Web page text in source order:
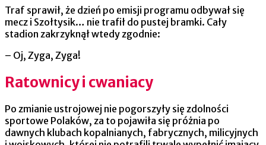
Traf sprawił, że dzień po emisji programu odbywał się
mecz i Szołtysik… nie trafił do pustej bramki. Cały
stadion zakrzyknął wtedy zgodnie:
– Oj, Zyga, Zyga!
Ratownicy i cwaniacy
Po zmianie ustrojowej nie pogorszyły się zdolności
sportowe Polaków, za to pojawiła się próżnia po
dawnych klubach kopalnianych, fabrycznych, milicyjnych